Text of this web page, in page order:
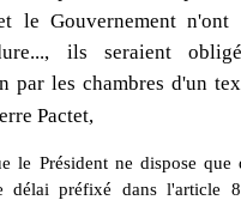
le Gouvernement n'ont
ils seraient
par les chambres d'un
Pactet,
le Président ne dispose que
délai préfixé dans l'article